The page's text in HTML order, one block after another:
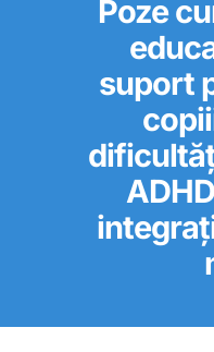
Poze
suport